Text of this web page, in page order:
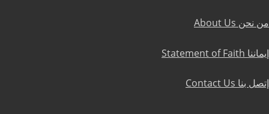
من نحن About Us
إيماننا Statement of Faith
إتصل بنا Contact Us